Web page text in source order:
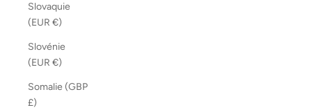
Slovaquie
(EUR €)
Slovénie
(EUR €)
Somalie (GBP
£)